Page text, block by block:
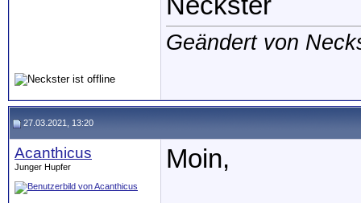
Neckster
Geändert von
27.03.2021, 13:20
Acanthicus
Junger Hupfer Moin,